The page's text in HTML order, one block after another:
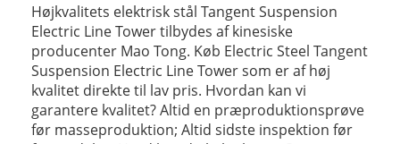
Højkvalitets elektrisk stål Tangent Suspension
Electric Line Tower tilbydes af kinesiske
producenter Mao Tong. Køb Electric Steel Tangent
Suspension Electric Line Tower som er af høj
kvalitet direkte til lav pris. Hvordan kan vi
garantere kvalitet? Altid en præproduktionsprøve
før masseproduktion; Altid sidste inspektion før